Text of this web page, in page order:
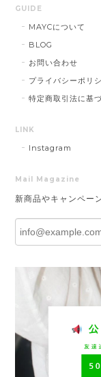
GUIDE
MAYCについて
BLOG
お問い合わせ
プライバシーポリ
特定商取引法に基
LINK
Instagram
Mail Magazine
新商品やキャンペー